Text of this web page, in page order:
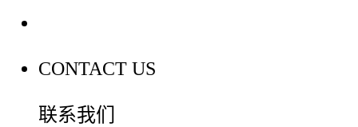
CONTACT US
联系我们